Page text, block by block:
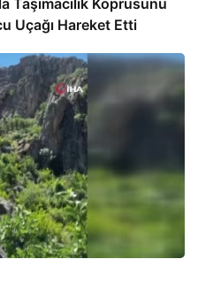
Uçağı Hareket Etti